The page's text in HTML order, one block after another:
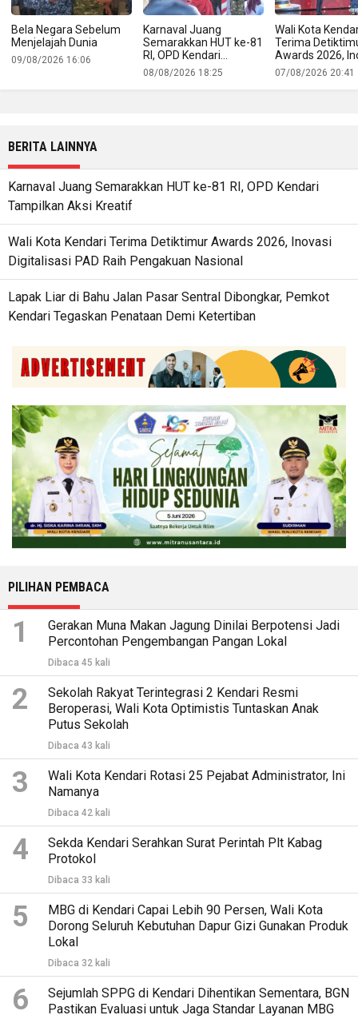
Bela Negara Sebelum
Menjelajah Dunia
09/08/2026 16:06
Karnaval Juang
Semarakkan HUT ke-81
RI, OPD Kendari
Tampilkan Aksi Kreatif
08/08/2026 18:25
Wali Kota
Terima
Awards 2026,
Digitalisasi PAD
Pengakuan
07/08/2026 20:41
BERITA LAINNYA
Karnaval Juang Semarakkan HUT ke-81 RI, OPD Kendari
Tampilkan Aksi Kreatif
Wali Kota Kendari Terima Detiktimur Awards 2026, Inovasi
Digitalisasi PAD Raih Pengakuan Nasional
Lapak Liar di Bahu Jalan Pasar Sentral Dibongkar, Pemkot
Kendari Tegaskan Penataan Demi Ketertiban
PILIHAN PEMBACA
1
Gerakan Muna Makan Jagung Dinilai Berpotensi Jadi
Percontohan Pengembangan Pangan Lokal
Dibaca 45 kali
2
Sekolah Rakyat Terintegrasi 2 Kendari Resmi
Beroperasi, Wali Kota Optimistis Tuntaskan Anak
Putus Sekolah
Dibaca 43 kali
3
Wali Kota Kendari Rotasi 25 Pejabat Administrator, Ini
Namanya
Dibaca 42 kali
4
Sekda Kendari Serahkan Surat Perintah Plt Kabag
Protokol
Dibaca 33 kali
5
MBG di Kendari Capai Lebih 90 Persen, Wali Kota
Dorong Seluruh Kebutuhan Dapur Gizi Gunakan Produk
Lokal
Dibaca 32 kali
6
Sejumlah SPPG di Kendari Dihentikan Sementara, BGN
Pastikan Evaluasi untuk Jaga Standar Layanan MBG